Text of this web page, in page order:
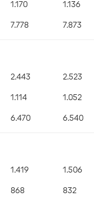
1.170
7.778
1.136
7.873
2.443
1.114
6.470
2.523
1.052
6.540
1.419
868
1.506
832